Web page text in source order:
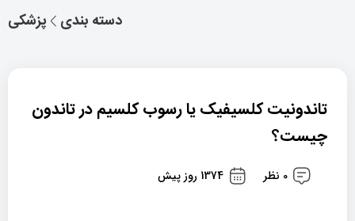
پزشکی دسته بندی
تاندونیت کلسیفیک یا رسوب کلسیم در تاندون
چیست؟
0 نظر 1374 روز پیش